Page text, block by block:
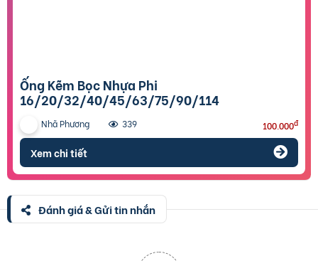
Ống Kẽm Bọc Nhựa Phi
16/20/32/40/45/63/75/90/114
Nhã Phương 339 100.000đ
Xem chi tiết
Đánh giá & Gửi tin nhắn